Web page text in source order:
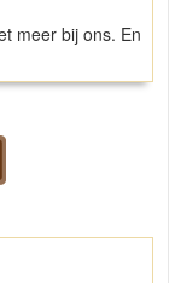
meer bij ons. En